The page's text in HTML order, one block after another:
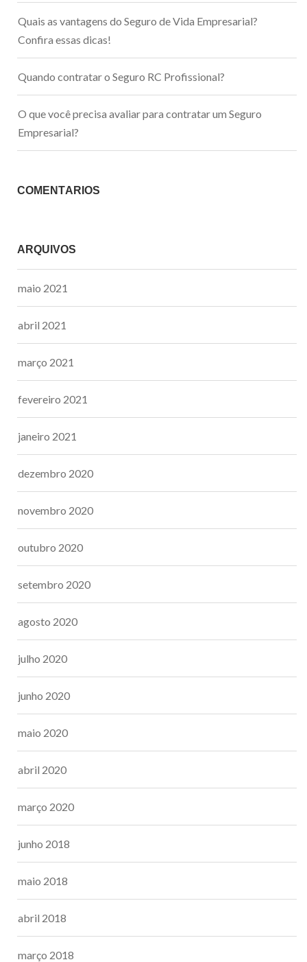
Quais as vantagens do Seguro de Vida Empresarial?
Confira essas dicas!
Quando contratar o Seguro RC Profissional?
O que você precisa avaliar para contratar um Seguro
Empresarial?
COMENTÁRIOS
ARQUIVOS
maio 2021
abril 2021
março 2021
fevereiro 2021
janeiro 2021
dezembro 2020
novembro 2020
outubro 2020
setembro 2020
agosto 2020
julho 2020
junho 2020
maio 2020
abril 2020
março 2020
junho 2018
maio 2018
abril 2018
março 2018